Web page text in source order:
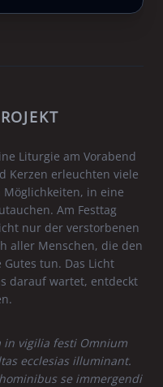
Liturgie am Vorabend
Kerzen erleuchten viele
Möglichkeiten, in eine
Am Festtag
nur der verstorbenen
aller Menschen, die den
tun. Das Licht
darauf wartet, entdeckt
vigilia festi Omnium
ecclesias illuminant.
se immergendi